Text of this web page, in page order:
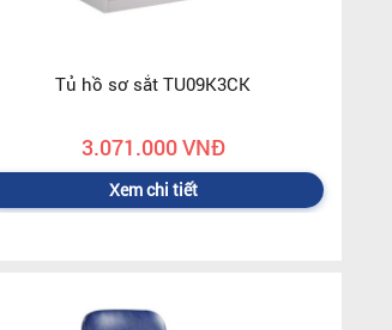
Tủ hồ sơ sắt TU09K3CK
3.071.000 VNĐ
Xem chi tiết